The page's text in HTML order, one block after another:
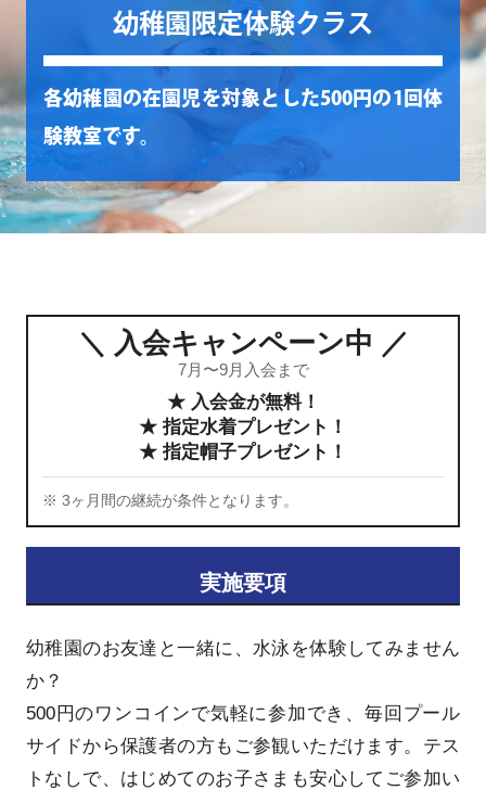
幼稚園限定体験クラス
各幼稚園の在園児を対象とした500円の1回体
験教室です。
＼ 入会キャンペーン中 ／
7月〜9月入会まで
★ 入会金が無料！
★ 指定水着プレゼント！
★ 指定帽子プレゼント！
※ 3ヶ月間の継続が条件となります。
実施要項
幼稚園のお友達と一緒に、水泳を体験してみません
か？
500円のワンコインで気軽に参加でき、毎回プール
サイドから保護者の方もご参観いただけます。テス
トなしで、はじめてのお子さまも安心してご参加い